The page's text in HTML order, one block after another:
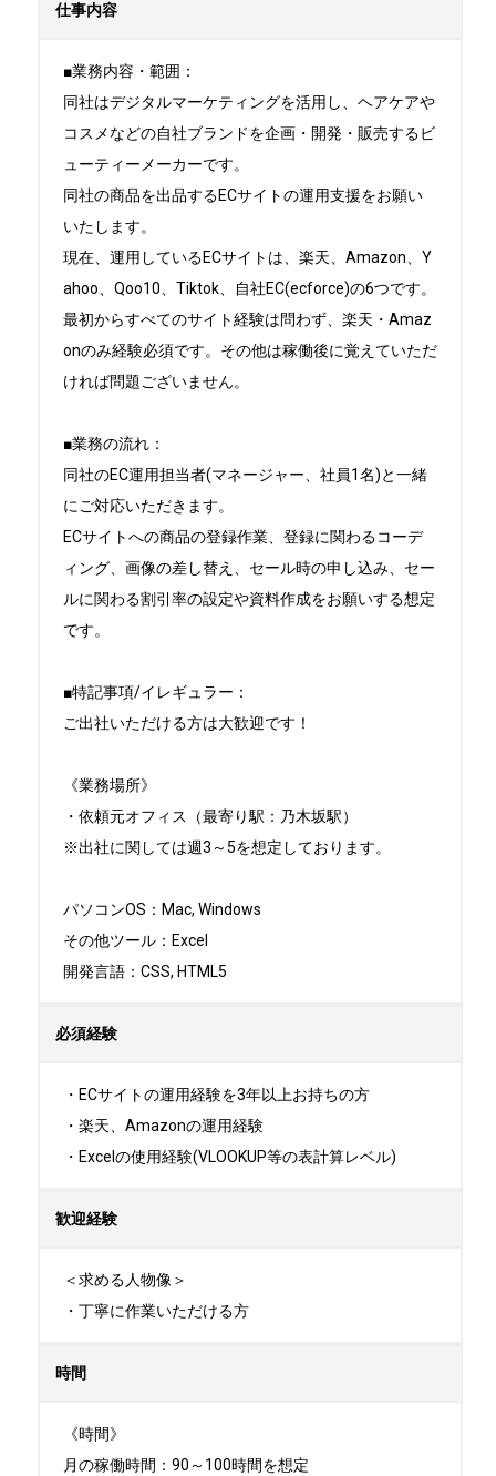
仕事内容
■業務内容・範囲：
同社はデジタルマーケティングを活用し、ヘアケアや
コスメなどの自社ブランドを企画・開発・販売するビ
ューティーメーカーです。
同社の商品を出品するECサイトの運用支援をお願い
いたします。
現在、運用しているECサイトは、楽天、Amazon、Y
ahoo、Qoo10、Tiktok、自社EC(ecforce)の6つです。
最初からすべてのサイト経験は問わず、楽天・Amaz
onのみ経験必須です。その他は稼働後に覚えていただ
ければ問題ございません。
■業務の流れ：
同社のEC運用担当者(マネージャー、社員1名)と一緒
にご対応いただきます。
ECサイトへの商品の登録作業、登録に関わるコーデ
ィング、画像の差し替え、セール時の申し込み、セー
ルに関わる割引率の設定や資料作成をお願いする想定
です。
■特記事項/イレギュラー：
ご出社いただける方は大歓迎です！
《業務場所》
・依頼元オフィス（最寄り駅：乃木坂駅）
※出社に関しては週3～5を想定しております。
パソコンOS：Mac, Windows
その他ツール：Excel
開発言語：CSS, HTML5
必須経験
・ECサイトの運用経験を3年以上お持ちの方
・楽天、Amazonの運用経験
・Excelの使用経験(VLOOKUP等の表計算レベル)
歓迎経験
＜求める人物像＞
・丁寧に作業いただける方
時間
《時間》
月の稼働時間：90～100時間を想定